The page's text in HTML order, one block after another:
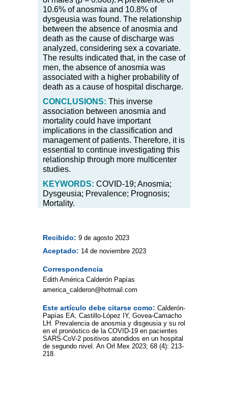
10.6% of anosmia and 10.8% of
dysgeusia was found. The relationship
between the absence of anosmia and
death as the cause of discharge was
analyzed, considering sex a covariate.
The results indicated that, in the case of
men, the absence of anosmia was
associated with a higher probability of
death as a cause of hospital discharge.
CONCLUSIONS: This inverse
association between anosmia and
mortality could have important
implications in the classification and
management of patients. Therefore, it is
essential to continue investigating this
relationship through more multicenter
studies.
KEYWORDS: COVID-19; Anosmia;
Dysgeusia; Prevalence; Prognosis;
Mortality.
Recibido: 9 de agosto 2023
Aceptado: 14 de noviembre 2023
Correspondencia
Edith América Calderón Papías
america_calderon@hotmail.com
Este artículo debe citarse como: Calderón-
Papías EA, Castillo-López IY, Govea-Camacho
LH. Prevalencia de anosmia y disgeusia y su rol
en el pronóstico de la COVID-19 en pacientes
SARS-CoV-2 positivos atendidos en un hospital
de segundo nivel. An Orl Mex 2023; 68 (4): 213-
218.